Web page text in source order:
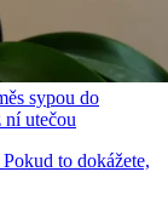
sypou do
utečou
to dokážete,